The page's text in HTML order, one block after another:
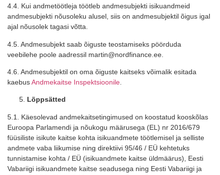
4.4. Kui andmetöötleja töötleb andmesubjekti isikuandmeid
andmesubjekti nõusoleku alusel, siis on andmesubjektil õigus igal
ajal nõusolek tagasi võtta.
4.5. Andmesubjekt saab õiguste teostamiseks pöörduda
veebilehe poole aadressil martin@nordfinance.ee.
4.6. Andmesubjektil on oma õiguste kaitseks võimalik esitada
kaebusAndmekaitse Inspektsioonile
Lõppsätted
5.1. Käesolevad andmekaitsetingimused on koostatud kooskõlas
Euroopa Parlamendi ja nõukogu määrusega (EL) nr 2016/679
füüsiliste isikute kaitse kohta isikuandmete töötlemisel ja selliste
andmete vaba liikumise ning direktiivi 95/46 / EÜ kehtetuks
tunnistamise kohta / EÜ (isikuandmete kaitse üldmäärus), Eesti
Vabariigi isikuandmete kaitse seadusega ning Eesti Vabariigi ja